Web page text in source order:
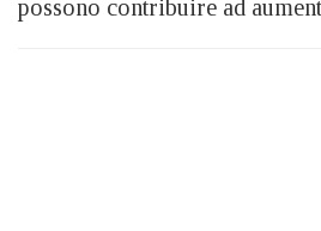
possono contribuire ad